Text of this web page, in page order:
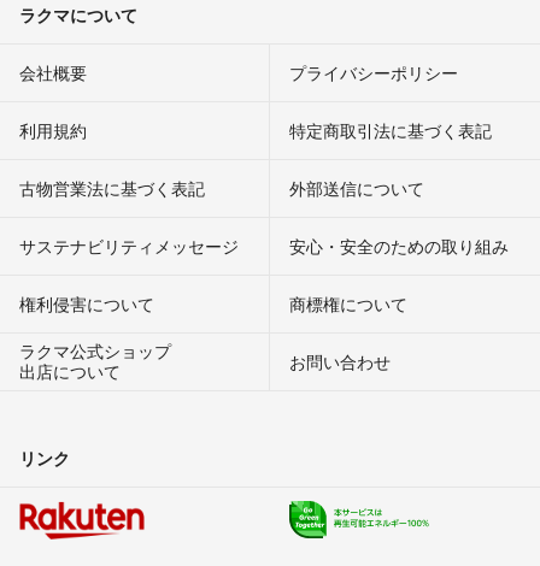
ラクマについて
会社概要 プライバシーポリシー
利用規約 特定商取引法に基づく表記
古物営業法に基づく表記 外部送信について
サステナビリティメッセージ 安心・安全のための取り組み
権利侵害について
商標権について
ラクマ公式ショップ
出店について
お問い合わせ
リンク